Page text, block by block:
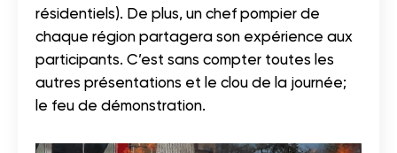
résidentiels). De plus, un chef pompier de
chaque région partagera son expérience aux
participants. C’est sans compter toutes les
autres présentations et le clou de la journée;
le feu de démonstration.